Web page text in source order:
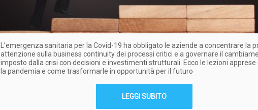
L’emergenza sanitaria per la Covid-19 ha obbligato le aziende a concentrare la
attenzione sulla business continuity dei processi critici e a governare il
imposto dalla crisi con decisioni e investimenti strutturali. Ecco le lezioni
la pandemia e come trasformarle in opportunità per il futuro
LEGGI SUBITO